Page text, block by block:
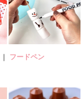
｜ フードペン